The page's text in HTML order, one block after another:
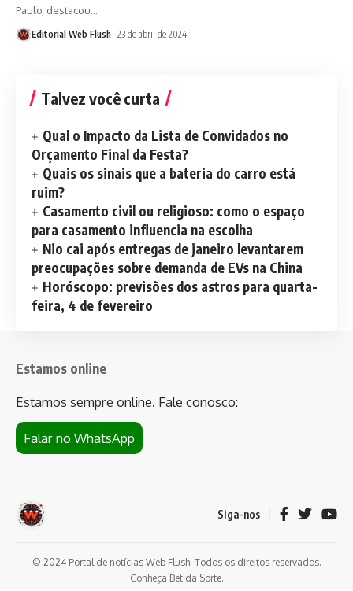
Paulo, destacou…
Editorial Web Flush 23 de abril de 2024
Talvez você curta
Qual o Impacto da Lista de Convidados no
Orçamento Final da Festa?
Quais os sinais que a bateria do carro está
ruim?
Casamento civil ou religioso: como o espaço
para casamento influencia na escolha
Nio cai após entregas de janeiro levantarem
preocupações sobre demanda de EVs na China
Horóscopo: previsões dos astros para quarta-
feira, 4 de fevereiro
Estamos online
Estamos sempre online. Fale conosco:
Falar no WhatsApp
Siga-nos
© 2024 Portal de notícias Web Flush. Todos os direitos reservados.
Conheça Bet da Sorte.